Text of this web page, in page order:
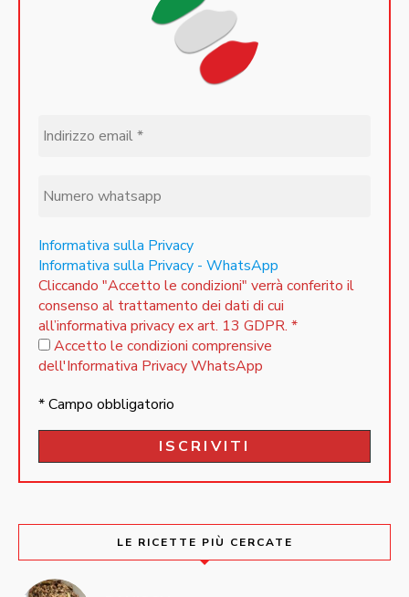
Informativa sulla Privacy
Informativa sulla Privacy - WhatsApp
Cliccando "Accetto le condizioni" verrà conferito il
consenso al trattamento dei dati di cui
all’informativa privacy ex art. 13 GDPR. *
Accetto le condizioni comprensive
dell'Informativa Privacy WhatsApp
* Campo obbligatorio
LE RICETTE PIÙ CERCATE